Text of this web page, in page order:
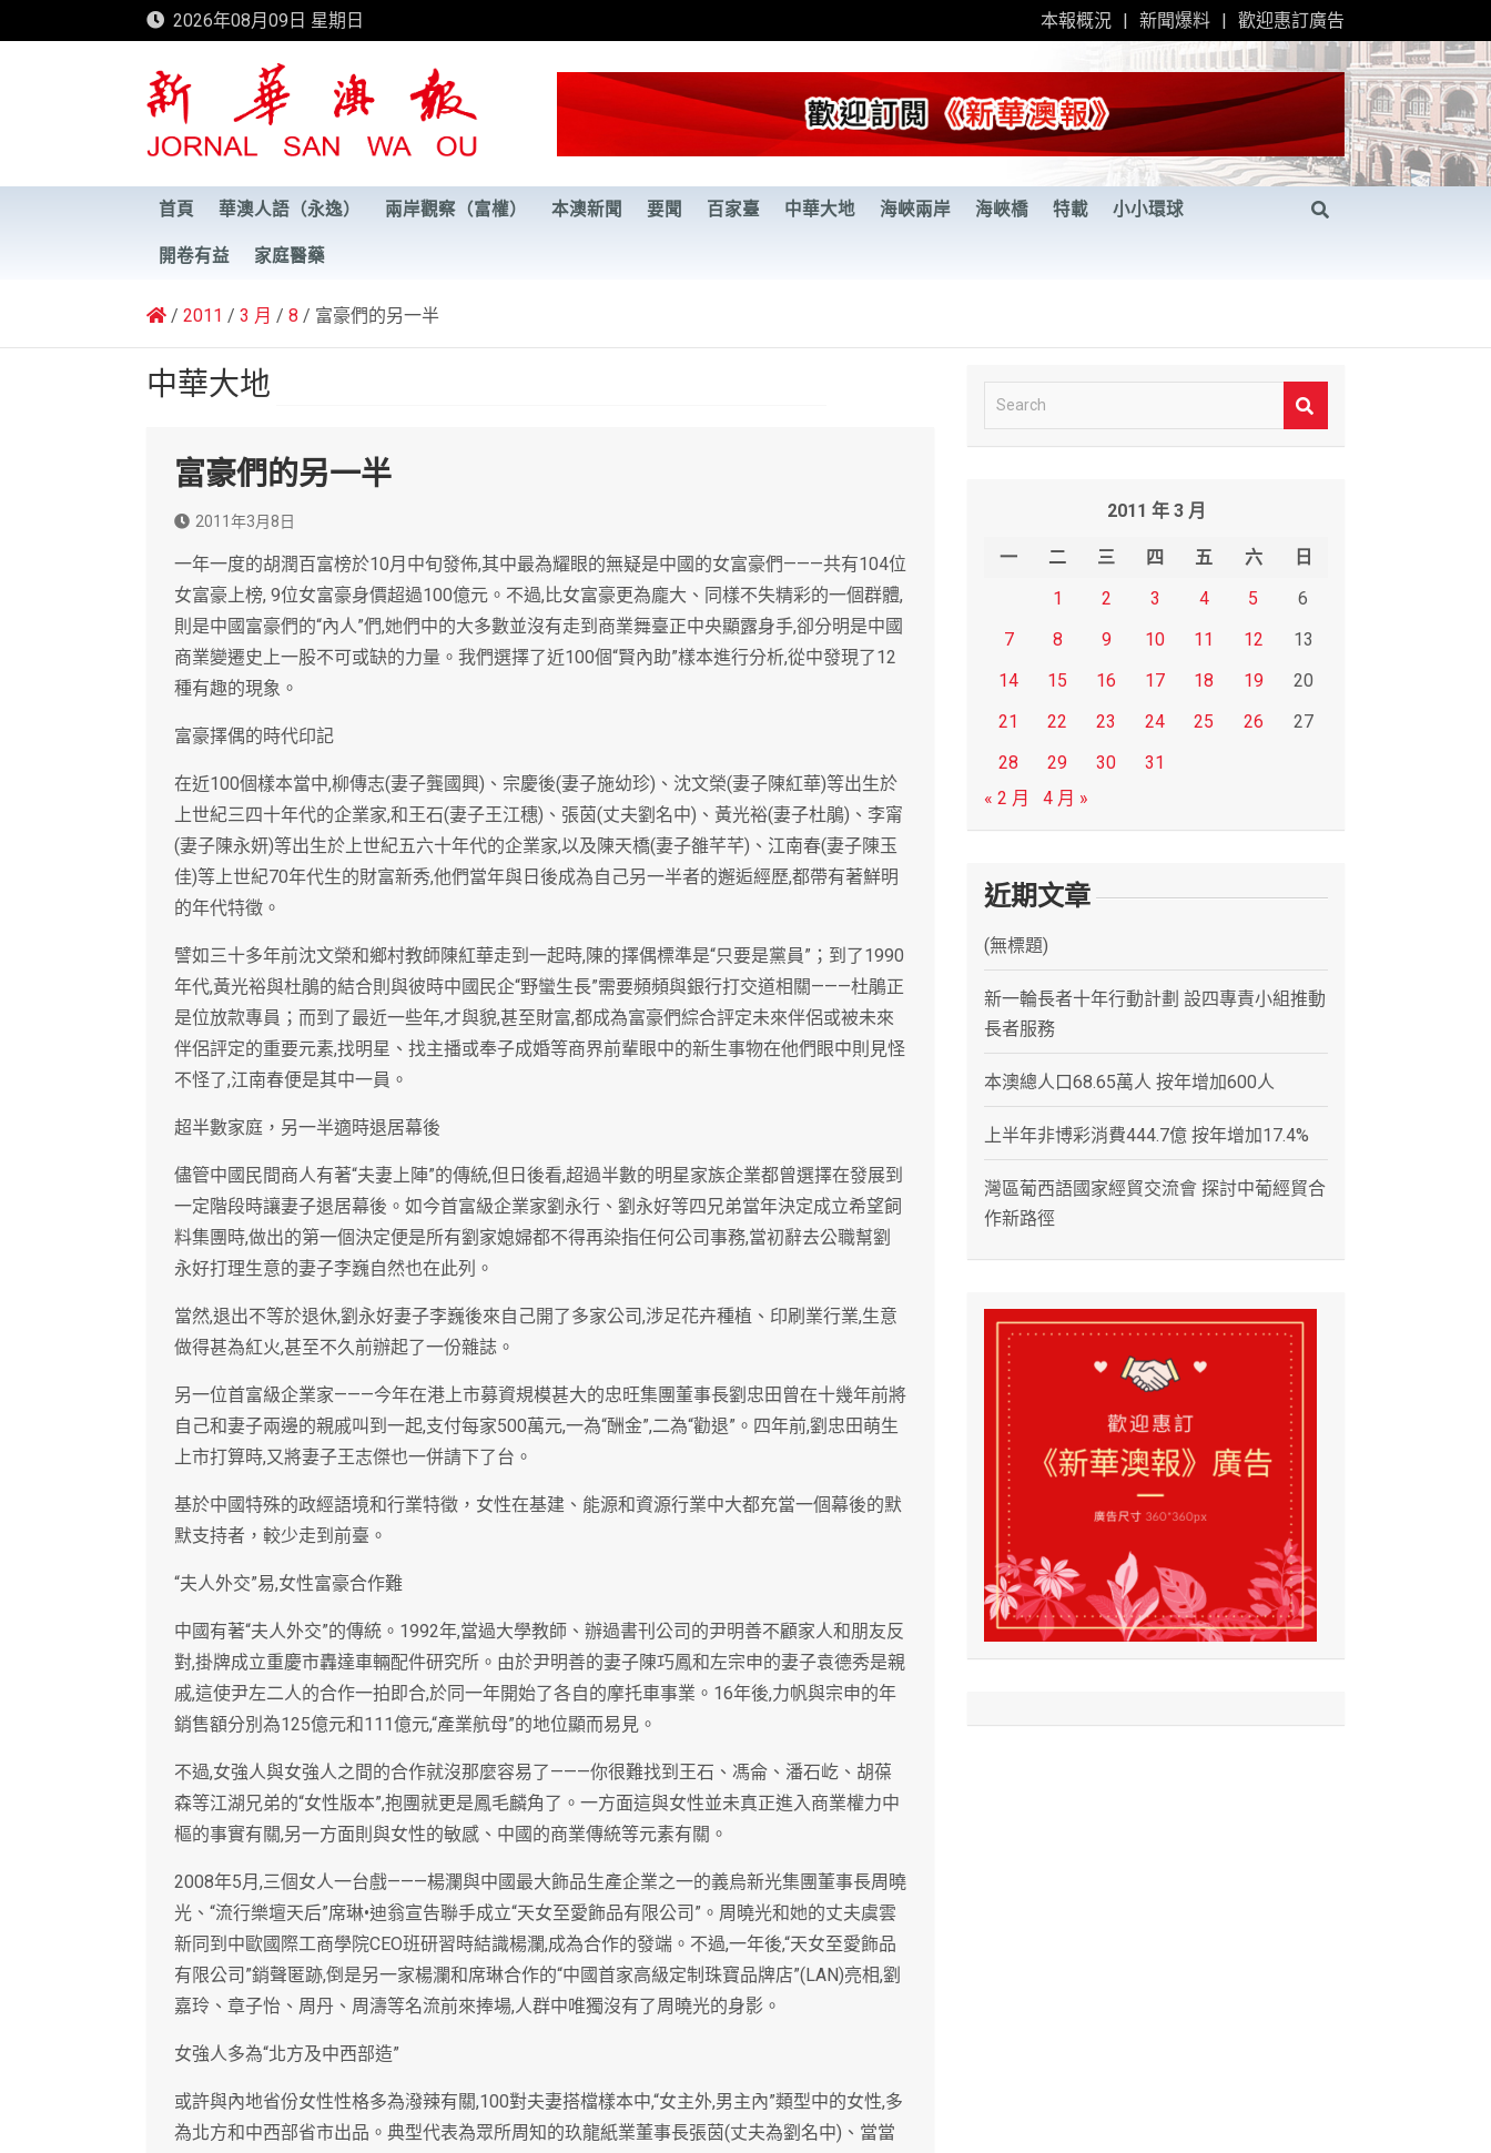
to
2026年08月09日 星期日 本報概況 新聞爆料 歡迎惠訂廣告
新華澳報
首頁 華澳人語（永逸） 兩岸觀察（富權） 本澳新聞 要聞 百家臺 中華大地 海峽兩岸 海峽橋 特載 小小環球
開卷有益 家庭醫藥
2011 3 月 8 富豪們的另一半
中華大地
富豪們的另一半
2011年3月8日
一年一度的胡潤百富榜於10月中旬發佈,其中最為耀眼的無疑是中國的女富豪們———共有104位
女富豪上榜, 9位女富豪身價超過100億元。不過,比女富豪更為龐大、同樣不失精彩的一個群體,
則是中國富豪們的“內人”們,她們中的大多數並沒有走到商業舞臺正中央顯露身手,卻分明是中國
商業變遷史上一股不可或缺的力量。我們選擇了近100個“賢內助”樣本進行分析,從中發現了12
種有趣的現象。
富豪擇偶的時代印記
在近100個樣本當中,柳傳志(妻子龔國興)、宗慶後(妻子施幼珍)、沈文榮(妻子陳紅華)等出生於
上世紀三四十年代的企業家,和王石(妻子王江穗)、張茵(丈夫劉名中)、黃光裕(妻子杜鵑)、李甯
(妻子陳永妍)等出生於上世紀五六十年代的企業家,以及陳天橋(妻子雒芊芊)、江南春(妻子陳玉
佳)等上世紀70年代生的財富新秀,他們當年與日後成為自己另一半者的邂逅經歷,都帶有著鮮明
的年代特徵。
譬如三十多年前沈文榮和鄉村教師陳紅華走到一起時,陳的擇偶標準是“只要是黨員”；到了1990
年代,黃光裕與杜鵑的結合則與彼時中國民企“野蠻生長”需要頻頻與銀行打交道相關———杜鵑正
是位放款專員；而到了最近一些年,才與貌,甚至財富,都成為富豪們綜合評定未來伴侶或被未來
伴侶評定的重要元素,找明星、找主播或奉子成婚等商界前輩眼中的新生事物在他們眼中則見怪
不怪了,江南春便是其中一員。
超半數家庭，另一半適時退居幕後
儘管中國民間商人有著“夫妻上陣”的傳統,但日後看,超過半數的明星家族企業都曾選擇在發展到
一定階段時讓妻子退居幕後。如今首富級企業家劉永行、劉永好等四兄弟當年決定成立希望飼
料集團時,做出的第一個決定便是所有劉家媳婦都不得再染指任何公司事務,當初辭去公職幫劉
永好打理生意的妻子李巍自然也在此列。
當然,退出不等於退休,劉永好妻子李巍後來自己開了多家公司,涉足花卉種植、印刷業行業,生意
做得甚為紅火,甚至不久前辦起了一份雜誌。
另一位首富級企業家———今年在港上市募資規模甚大的忠旺集團董事長劉忠田曾在十幾年前將
自己和妻子兩邊的親戚叫到一起,支付每家500萬元,一為“酬金”,二為“勸退”。四年前,劉忠田萌生
上市打算時,又將妻子王志傑也一併請下了台。
基於中國特殊的政經語境和行業特徵，女性在基建、能源和資源行業中大都充當一個幕後的默
默支持者，較少走到前臺。
“夫人外交”易,女性富豪合作難
中國有著“夫人外交”的傳統。1992年,當過大學教師、辦過書刊公司的尹明善不顧家人和朋友反
對,掛牌成立重慶市轟達車輛配件研究所。由於尹明善的妻子陳巧鳳和左宗申的妻子袁德秀是親
戚,這使尹左二人的合作一拍即合,於同一年開始了各自的摩托車事業。16年後,力帆與宗申的年
銷售額分別為125億元和111億元,“產業航母”的地位顯而易見。
不過,女強人與女強人之間的合作就沒那麼容易了———你很難找到王石、馮侖、潘石屹、胡葆
森等江湖兄弟的“女性版本”,抱團就更是鳳毛麟角了。一方面這與女性並未真正進入商業權力中
樞的事實有關,另一方面則與女性的敏感、中國的商業傳統等元素有關。
2008年5月,三個女人一台戲———楊瀾與中國最大飾品生產企業之一的義烏新光集團董事長周曉
光、“流行樂壇天后”席琳•迪翁宣告聯手成立“天女至愛飾品有限公司”。周曉光和她的丈夫虞雲
新同到中歐國際工商學院CEO班研習時結識楊瀾,成為合作的發端。不過,一年後,“天女至愛飾品
有限公司”銷聲匿跡,倒是另一家楊瀾和席琳合作的“中國首家高級定制珠寶品牌店”(LAN)亮相,劉
嘉玲、章子怡、周丹、周濤等名流前來捧場,人群中唯獨沒有了周曉光的身影。
女強人多為“北方及中西部造”
或許與內地省份女性性格多為潑辣有關,100對夫妻搭檔樣本中,“女主外,男主內”類型中的女性,多
為北方和中西部省市出品。典型代表為眾所周知的玖龍紙業董事長張茵(丈夫為劉名中)、當當
e
2011 年 3 月
一 二 三 四 五 六
日
1
2 3 4 5
6
7
8 9 10 11 12
13
14
15 16 17 18 19
20
21
22 23 24 25 26
27
28
29 30
31
« 2 月
4 月 »
近期文章
(無標題)
新一輪長者十年行動計劃 設四專責小組推動
長者服務
本澳總人口68.65萬人 按年增加600人
上半年非博彩消費444.7億 按年增加17.4%
灣區葡西語國家經貿交流會 探討中葡經貿合
作新路徑